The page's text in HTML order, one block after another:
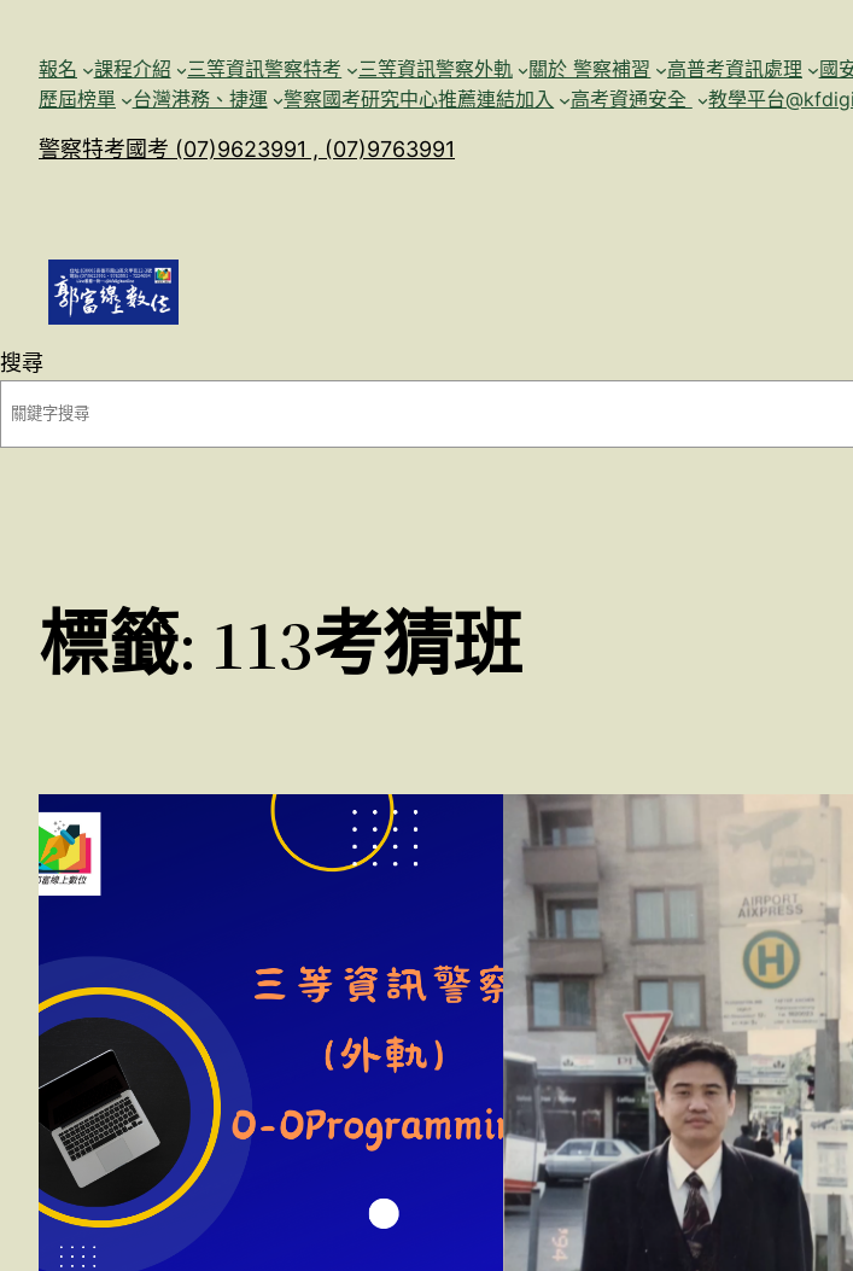
報名 課程介紹 三等資訊警察特考 三等資訊警察外軌 關於 警察補習 高普考資訊處理 國
歷屆榜單
台灣港務、捷運 警察國考研究中心推薦連結加入 高考資通安全 教學平台
警察特考國考 (07)9623991 , (07)9763991
搜尋
標籤: 113考猜班